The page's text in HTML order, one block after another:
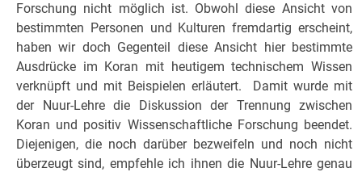
Forschung nicht möglich ist. Obwohl diese Ansicht von
bestimmten Personen und Kulturen fremdartig erscheint,
haben wir doch Gegenteil diese Ansicht hier bestimmte
Ausdrücke im Koran mit heutigem technischem Wissen
verknüpft und mit Beispielen erläutert. Damit wurde mit
der Nuur-Lehre die Diskussion der Trennung zwischen
Koran und positiv Wissenschaftliche Forschung beendet.
Diejenigen, die noch darüber bezweifeln und noch nicht
überzeugt sind, empfehle ich ihnen die Nuur-Lehre genau